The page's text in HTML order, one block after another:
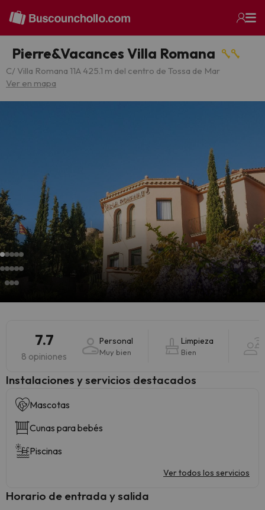
Pierre&Vacances Villa Romana
C/ Villa Romana 11A 425.1 m del centro de Tossa de Mar
Ver en mapa
7.7
8 opiniones
Personal
Muy bien
Limpieza
Bien
Instalaciones y servicios destacados
Mascotas
Cunas para bebés
Piscinas
Ver todos los servicios
Horario de entrada y salida